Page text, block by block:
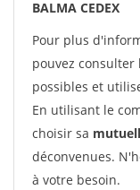
BALMA CEDEX
Pour plus
pouvez
possibles et
En utilisant le
choisir sa
déconvenues.
à votre besoin.